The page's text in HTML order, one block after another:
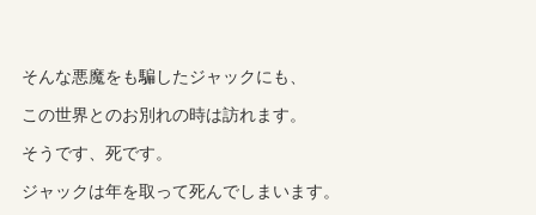
そんな悪魔をも騙したジャックにも、
この世界とのお別れの時は訪れます。
そうです、死です。
ジャックは年を取って死んでしまいます。